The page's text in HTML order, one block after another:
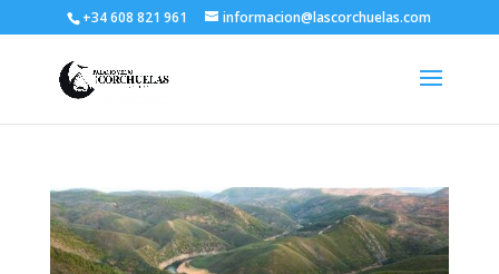
+34 608 821 961 informacion@lascorchuelas.com